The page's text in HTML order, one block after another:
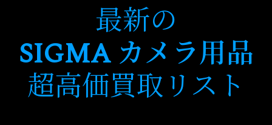
最新の
SIGMA カメラ用品
超高価買取リスト